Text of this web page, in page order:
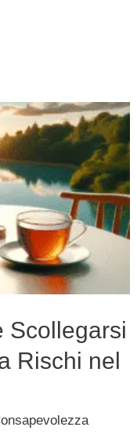
Scollegarsi
Rischi nel